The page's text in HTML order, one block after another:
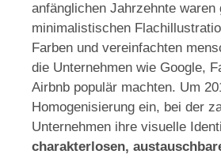
anfänglichen Jahrzehnte waren
minimalistischen
Farben und vereinfachten
die Unternehmen wie Google,
Airbnb populär machten. Um
Homogenisierung ein, bei der
Unternehmen ihre visuelle
charakterlosen,